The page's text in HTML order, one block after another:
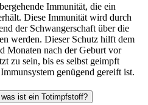
Immunität, die ein
Diese Immunität wird durch
der Schwangerschaft über die
werden. Dieser Schutz hilft dem
Monaten nach der Geburt vor
zu sein, bis es selbst geimpft
genügend gereift ist.
ist ein Totimpfstoff?